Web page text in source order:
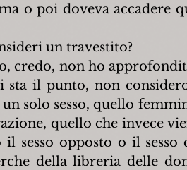
o poi doveva accadere
un travestito?
credo, non ho
sta il punto, non
un solo sesso, quello
quello che invece
sesso opposto o il sesso
della libreria delle